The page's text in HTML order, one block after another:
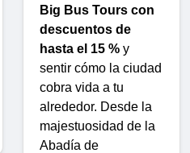
Big Bus Tours con
descuentos de
hasta el 15 % y
sentir cómo la ciudad
cobra vida a tu
alrededor. Desde la
majestuosidad de la
Abadía de